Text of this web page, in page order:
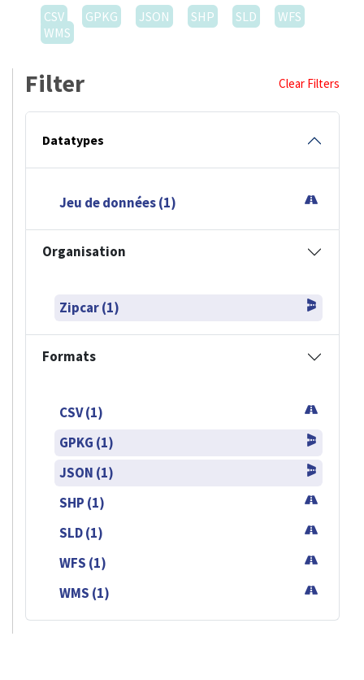
CSV
GPKG JSON SHP SLD
WFS
WMS
Filter Clear Filters
Datatypes
Jeu de données (1)
Organisation
Zipcar (1)
Formats
CSV (1)
GPKG (1)
JSON (1)
SHP (1)
SLD (1)
WFS (1)
WMS (1)